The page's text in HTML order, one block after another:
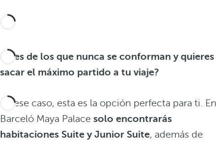
¿Eres de los que nunca se conforman y quieres
sacar el máximo partido a tu viaje?
En ese caso, esta es la opción perfecta para ti. En
Barceló Maya Palace solo encontrarás
habitaciones Suite y Junior Suite, además de